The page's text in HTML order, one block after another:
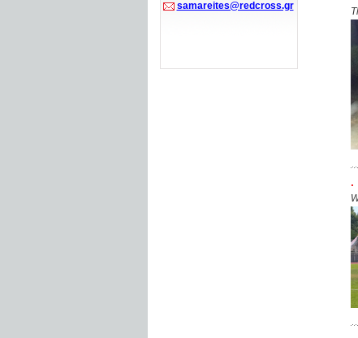
samareites@redcross.gr
.